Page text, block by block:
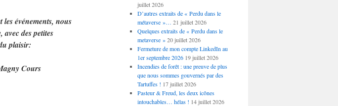
événements, nous
des petites
plaisir:
Cours
juillet 2026
D’autres extraits de « Perdu dans le
métaverse »… 21 juillet 2026
Quelques extraits de « Perdu dans le
metaverse » 20 juillet 2026
Fermeture de mon compte LinkedIn au
1er septembre 2026 19 juillet 2026
Incendies de forêt : une preuve de plus
que nous sommes gouvernés par des
Tartuffes ! 17 juillet 2026
Pasteur & Freud, les deux icônes
intouchables… hélas ! 14 juillet 2026